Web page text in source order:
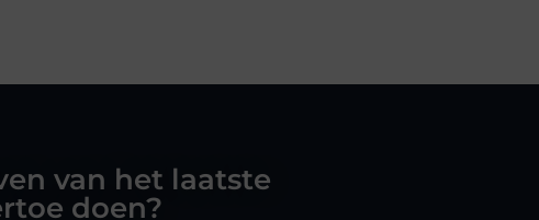
van het laatste
doen?